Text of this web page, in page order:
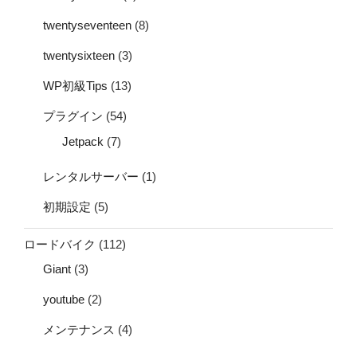
twentyseventeen (8)
twentysixteen (3)
WP初級Tips (13)
プラグイン (54)
Jetpack (7)
レンタルサーバー (1)
初期設定 (5)
ロードバイク (112)
Giant (3)
youtube (2)
メンテナンス (4)